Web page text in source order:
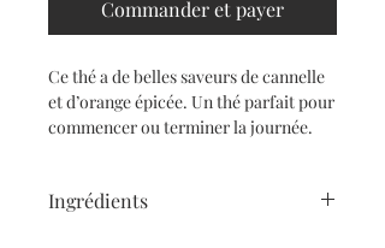
Commander et payer
Ce thé a de belles saveurs de cannelle
et d’orange épicée. Un thé parfait pour
commencer ou terminer la journée.
Ingrédients